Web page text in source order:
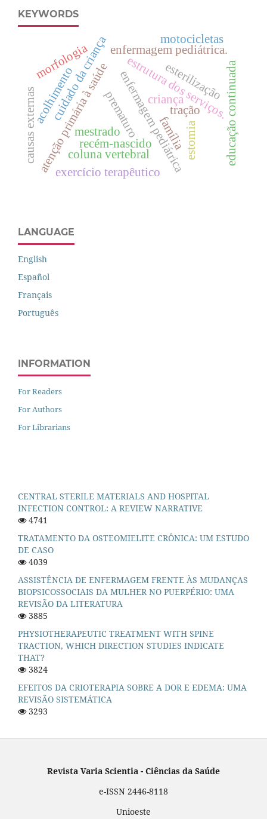
KEYWORDS
atenção primária à saúdeenfermagem pediátrica
criança
estrutura dos serviços.
recém-nascido educação continuada
cuidado da criançaenfermagem pediátrica.
família
prematuro tração
coluna vertebral
acolhimento
morfologia
exercício terapêutico
estomia
esterilização
mestrado
motocicletas
causas externas
LANGUAGE
English
Español
Français
Português
INFORMATION
For Readers
For Authors
For Librarians
CENTRAL STERILE MATERIALS AND HOSPITAL
INFECTION CONTROL: A REVIEW NARRATIVE
4741
TRATAMENTO DA OSTEOMIELITE CRÔNICA: UM ESTUDO
DE CASO
4039
ASSISTÊNCIA DE ENFERMAGEM FRENTE ÀS MUDANÇAS
BIOPSICOSSOCIAIS DA MULHER NO PUERPÉRIO: UMA
REVISÃO DA LITERATURA
3885
PHYSIOTHERAPEUTIC TREATMENT WITH SPINE
TRACTION, WHICH DIRECTION STUDIES INDICATE
THAT?
3824
EFEITOS DA CRIOTERAPIA SOBRE A DOR E EDEMA: UMA
REVISÃO SISTEMÁTICA
3293
Revista Varia Scientia - Ciências da Saúde
e-ISSN 2446-8118
Unioeste